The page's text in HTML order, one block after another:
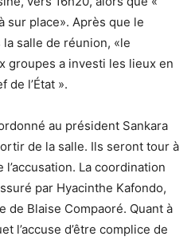
sur place». Après que le
salle de réunion, «le
groupes a investi les lieux en
de l’État ».
au président Sankara
de la salle. Ils seront tour à
La coordination
par Hyacinthe Kafondo,
de Blaise Compaoré. Quant à
l’accuse d’être complice de